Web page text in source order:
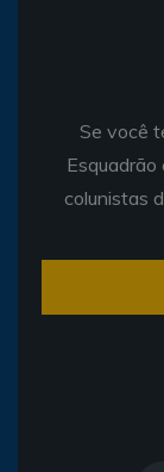
Se você
colunistas